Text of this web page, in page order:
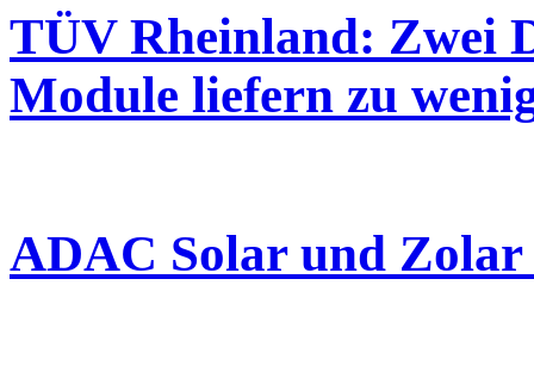
TÜV Rheinland: Zwei
Module liefern zu
ADAC Solar und